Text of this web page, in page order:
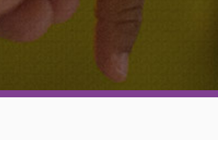
Suscríbete
Información Esal